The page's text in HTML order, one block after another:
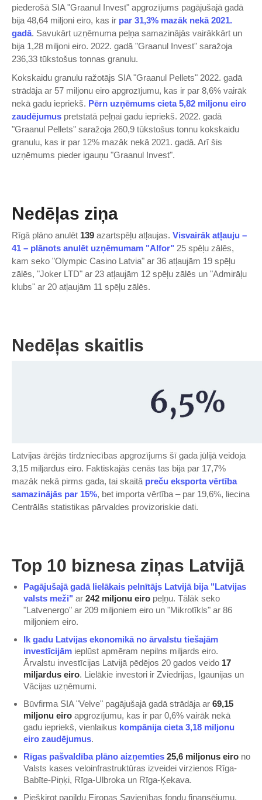
piederošā SIA "Graanul Invest" apgrozījums pagājušajā gadā
bija 48,64 miljoni eiro, kas ir par 31,3% mazāk nekā 2021.
gadā. Savukārt uzņēmuma peļņa samazinājās vairākkārt un
bija 1,28 miljoni eiro. 2022. gadā "Graanul Invest" saražoja
236,33 tūkstošus tonnas granulu.
Kokskaidu granulu ražotājs SIA "Graanul Pellets" 2022. gadā
strādāja ar 57 miljonu eiro apgrozījumu, kas ir par 8,6% vairāk
nekā gadu iepriekš. Pērn uzņēmums cieta 5,82 miljonu eiro
zaudējumus pretstatā peļņai gadu iepriekš. 2022. gadā
"Graanul Pellets" saražoja 260,9 tūkstošus tonnu kokskaidu
granulu, kas ir par 12% mazāk nekā 2021. gadā. Arī šis
uzņēmums pieder igauņu "Graanul Invest".
Nedēļas ziņa
Rīgā plāno anulēt 139 azartspēļu atļaujas. Visvairāk atļauju –
41 – plānots anulēt uzņēmumam "Alfor" 25 spēļu zālēs,
kam seko "Olympic Casino Latvia" ar 36 atļaujām 19 spēļu
zālēs, "Joker LTD" ar 23 atļaujām 12 spēļu zālēs un "Admirāļu
klubs" ar 20 atļaujām 11 spēļu zālēs.
Nedēļas skaitlis
Latvijas ārējās tirdzniecības apgrozījums šī gada jūlijā veidoja
3,15 miljardus eiro. Faktiskajās cenās tas bija par 17,7%
mazāk nekā pirms gada, tai skaitā preču eksporta vērtība
samazinājās par 15%, bet importa vērtība – par 19,6%, liecina
Centrālās statistikas pārvaldes provizoriskie dati.
Top 10 biznesa ziņas Latvijā
Pagājušajā gadā lielākais pelnītājs Latvijā bija "Latvijas
valsts meži" ar 242 miljonu eiro peļņu. Tālāk seko
"Latvenergo" ar 209 miljoniem eiro un "Mikrotīkls" ar 86
miljoniem eiro.
Ik gadu Latvijas ekonomikā no ārvalstu tiešajām
investīcijām ieplūst apmēram nepilns miljards eiro.
Ārvalstu investīcijas Latvijā pēdējos 20 gados veido 17
miljardus eiro. Lielākie investori ir Zviedrijas, Igaunijas un
Vācijas uzņēmumi.
Būvfirma SIA "Velve" pagājušajā gadā strādāja ar 69,15
miljonu eiro apgrozījumu, kas ir par 0,6% vairāk nekā
gadu iepriekš, vienlaikus kompānija cieta 3,18 miljonu
eiro zaudējumus.
Rīgas pašvaldība plāno aizņemties 25,6 miljonus eiro no
Valsts kases veloinfrastruktūras izveidei virzienos Rīga-
Babīte-Piņķi, Rīga-Ulbroka un Rīga-Ķekava.
Piešķirot papildu Eiropas Savienības fondu finansējumu,